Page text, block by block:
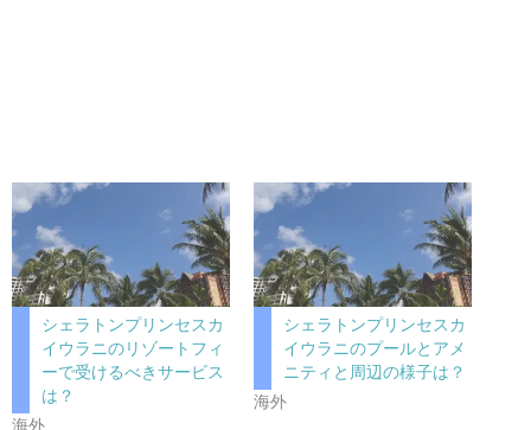
シェラトンプリンセスカ
イウラニのリゾートフィ
ーで受けるべきサービス
は？
海外
シェラトンプリンセスカ
イウラニのプールとアメ
ニティと周辺の様子は？
海外